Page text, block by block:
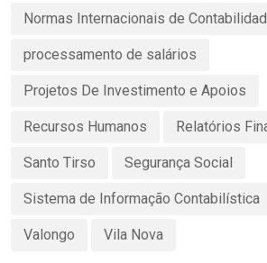
Normas Internacionais de
processamento de salários
Projetos De Investimento e Apoios
Recursos Humanos Relatórios
Santo Tirso Segurança Social
Sistema de Informação Contabilística
Valongo Vila Nova